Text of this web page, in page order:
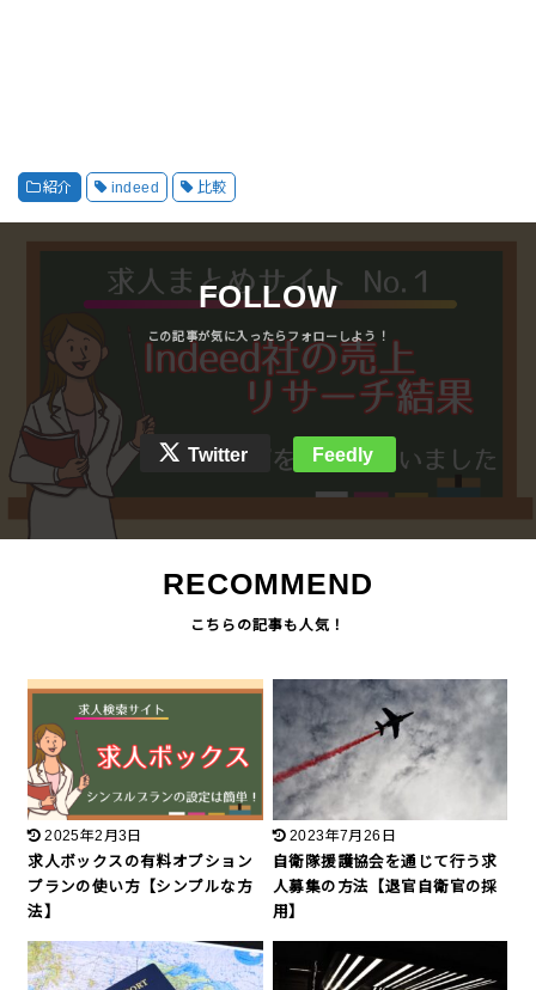
紹介 indeed 比較
FOLLOW
Twitter Feedly
RECOMMEND
2025年2月3日
求人ボックスの有料オプション
プランの使い方【シンプルな方
法】
2023年7月26日
自衛隊援護協会を通じて行う求
人募集の方法【退官自衛官の採
用】